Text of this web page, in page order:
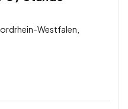
Westfalen,